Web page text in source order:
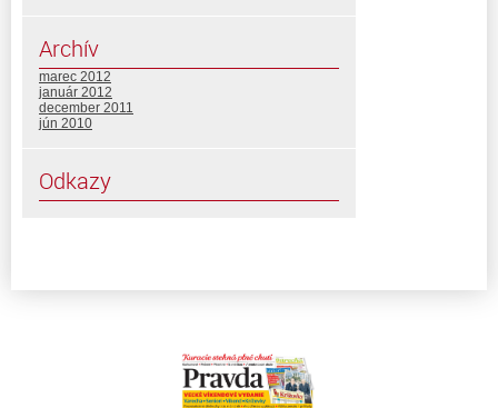
Archív
marec 2012
január 2012
december 2011
jún 2010
Odkazy